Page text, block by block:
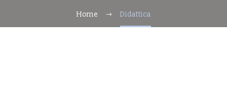
Home Didattica